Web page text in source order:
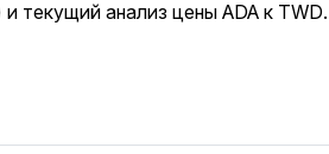
текущий анализ цены ADA к TWD.